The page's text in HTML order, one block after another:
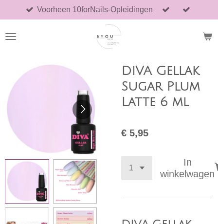
direct
naar
Voorheen 10forNails-Opleidingen
DIVA Gellak
Sugar Plum
Latte 6 ml
€ 5,95
In
winkelwagen